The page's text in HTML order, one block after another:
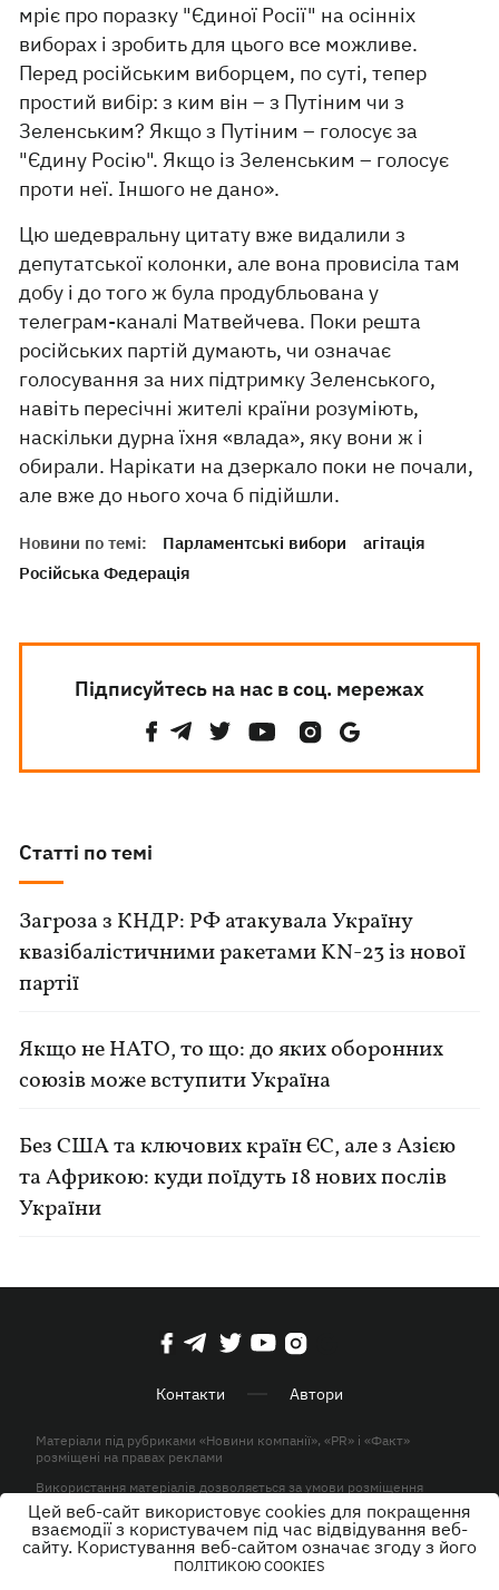
мріє про поразку "Єдиної Росії" на осінніх
виборах і зробить для цього все можливе.
Перед російським виборцем, по суті, тепер
простий вибір: з ким він – з Путіним чи з
Зеленським? Якщо з Путіним – голосує за
"Єдину Росію". Якщо із Зеленським – голосує
проти неї. Іншого не дано».
Цю шедевральну цитату вже видалили з
депутатської колонки, але вона провисіла там
добу і до того ж була продубльована у
телеграм-каналі Матвейчева. Поки решта
російських партій думають, чи означає
голосування за них підтримку Зеленського,
навіть пересічні жителі країни розуміють,
наскільки дурна їхня «влада», яку вони ж і
обирали. Нарікати на дзеркало поки не почали,
але вже до нього хоча б підійшли.
Новини по темі: Парламентські вибори
агітація
Російська Федерація
Підписуйтесь на нас в соц. мережах
Статті по темі
Загроза з КНДР: РФ атакувала Україну
квазібалістичними ракетами KN-23 із нової
партії
Якщо не НАТО, то що: до яких оборонних
союзів може вступити Україна
Без США та ключових країн ЄС, але з Азією
та Африкою: куди поїдуть 18 нових послів
України
Контакти Автори
Матеріали під рубриками «Новини компанії», «PR» і «Факт»
розміщені на правах реклами
Використання матеріалів дозволяється за умови розміщення
активного гіперпосилання на KP.UA в першому абзаці.
© ТОВ «ЮЛАВ МЕДІА» 2026. Всі права захищені.
Цей веб-сайт використовує cookies для покращення
взаємодії з користувачем під час відвідування веб-
сайту. Користування веб-сайтом означає згоду з його
ПОЛІТИКОЮ COOKIES